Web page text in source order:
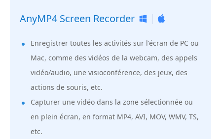
AnyMP4 Screen Recorder
Enregistrer toutes les activités sur l'écran de PC ou
Mac, comme des vidéos de la webcam, des appels
vidéo/audio, une visioconférence, des jeux, des
actions de souris, etc.
Capturer une vidéo dans la zone sélectionnée ou
en plein écran, en format MP4, AVI, MOV, WMV, TS,
etc.